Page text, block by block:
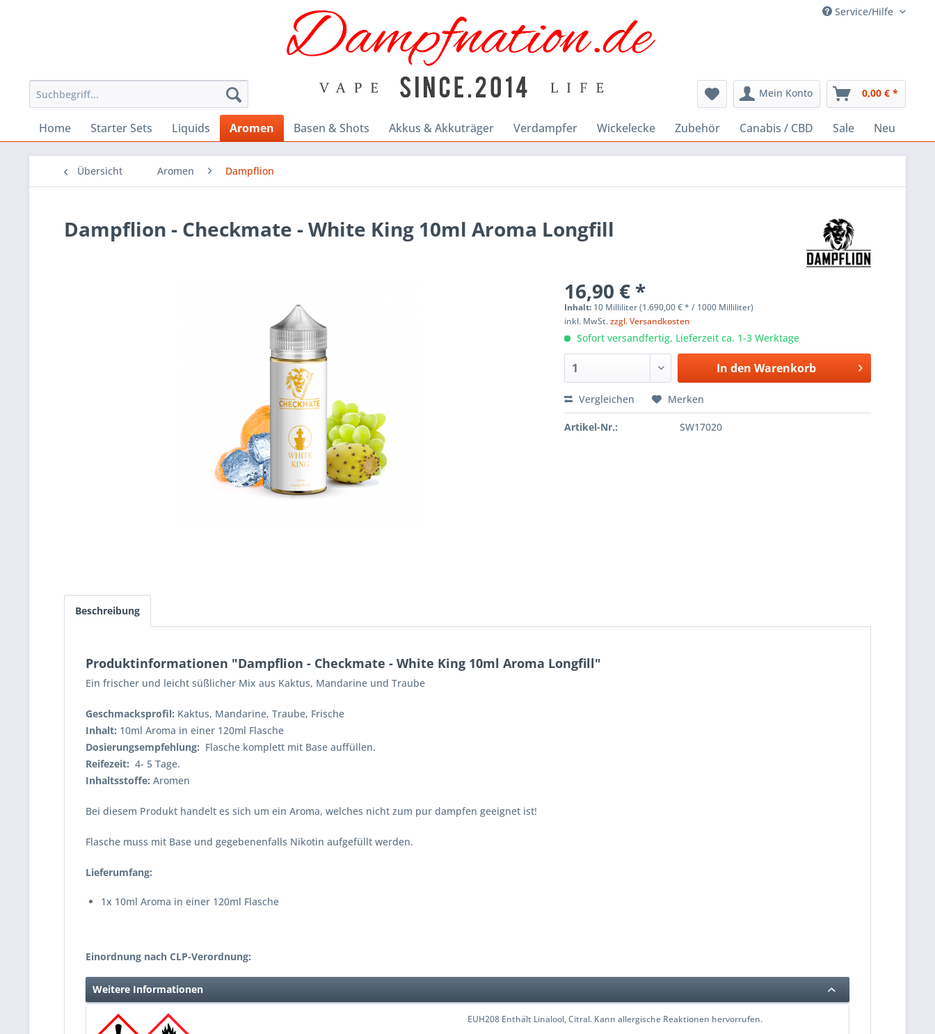
Service/Hilfe
Mein Konto 0,00 € *
Home Starter Sets Liquids Aromen Basen & Shots Akkus & Akkuträger Verdampfer Wickelecke Zubehör Canabis / CBD Sale Neu
Übersicht Aromen Dampflion
Dampflion - Checkmate - White King 10ml Aroma Longfill
16,90 € *
Inhalt: 10 Milliliter (1.690,00 € * / 1000 Milliliter)
inkl. MwSt.zzgl. Versandkosten
Sofort versandfertig, Lieferzeit ca. 1-3 Werktage
In den Warenkorb
Vergleichen Merken
Artikel-Nr.: SW17020
Beschreibung
Produktinformationen "Dampflion - Checkmate - White King 10ml Aroma Longfill"
Ein frischer und leicht süßlicher Mix aus Kaktus, Mandarine und Traube
Geschmacksprofil: Kaktus, Mandarine, Traube, Frische
Inhalt: 10ml Aroma in einer 120ml Flasche
Dosierungsempfehlung: Flasche komplett mit Base auffüllen.
Reifezeit: 4- 5 Tage.
Inhaltsstoffe: Aromen
Bei diesem Produkt handelt es sich um ein Aroma, welches nicht zum pur dampfen geeignet ist!
Flasche muss mit Base und gegebenenfalls Nikotin aufgefüllt werden.
Lieferumfang:
1x 10ml Aroma in einer 120ml Flasche
Einordnung nach CLP-Verordnung:
Weitere Informationen
EUH208 Enthält Linalool, Citral. Kann allergische Reaktionen hervorrufen.